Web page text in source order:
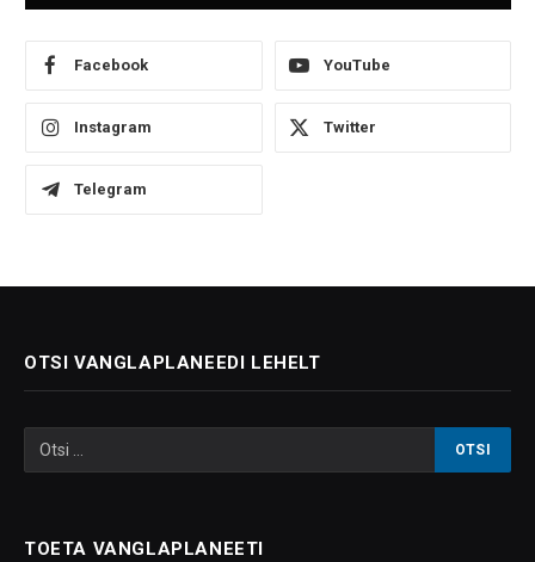
Facebook YouTube
Instagram Twitter
Telegram
OTSI VANGLAPLANEEDI LEHELT
TOETA VANGLAPLANEETI